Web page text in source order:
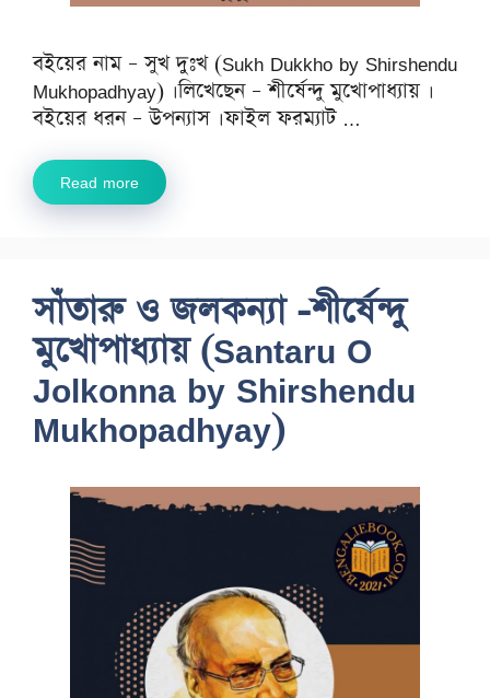
বইয়ের নাম – সুখ দুঃখ (Sukh Dukkho by Shirshendu
Mukhopadhyay) ।লিখেছেন – শীর্ষেন্দু মুখোপাধ্যায় ।
বইয়ের ধরন – উপন্যাস ।ফাইল ফরম্যাট …
Read more
সাঁতারু ও জলকন্যা -শীর্ষেন্দু
মুখোপাধ্যায় (Santaru O
Jolkonna by Shirshendu
Mukhopadhyay)